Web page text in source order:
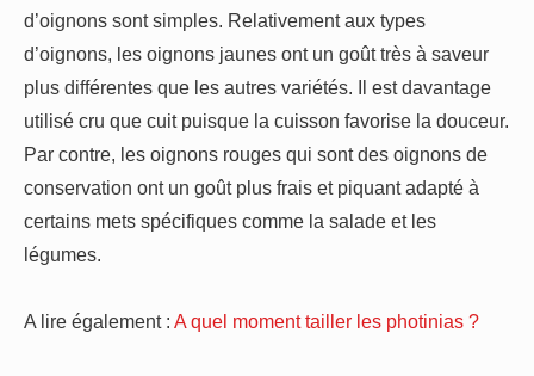
d’oignons sont simples. Relativement aux types
d’oignons, les oignons jaunes ont un goût très à saveur
plus différentes que les autres variétés. Il est davantage
utilisé cru que cuit puisque la cuisson favorise la douceur.
Par contre, les oignons rouges qui sont des oignons de
conservation ont un goût plus frais et piquant adapté à
certains mets spécifiques comme la salade et les
légumes.
A lire également : A quel moment tailler les photinias ?